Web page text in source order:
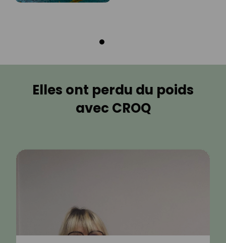
Elles ont perdu du poids
avec CROQ